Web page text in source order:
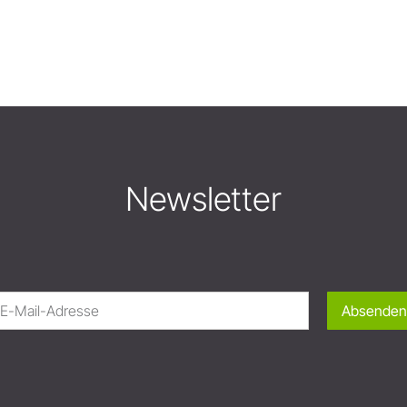
Newsletter
Absenden